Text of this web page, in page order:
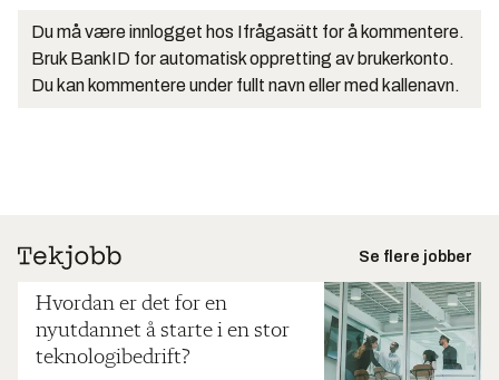
Du må være innlogget hos Ifrågasätt for å kommentere.
Bruk BankID for automatisk oppretting av brukerkonto.
Du kan kommentere under fullt navn eller med kallenavn.
Se flere jobber
Hvordan er det for en
nyutdannet å starte i en stor
teknologibedrift?